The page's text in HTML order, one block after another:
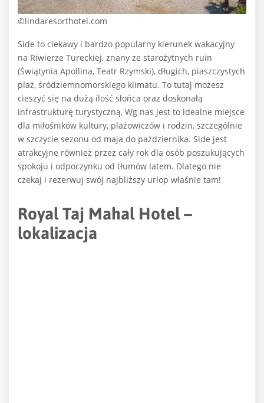
©lindaresorthotel.com
Side to ciekawy i bardzo popularny kierunek wakacyjny
na Riwierze Tureckiej, znany ze starożytnych ruin
(Świątynia Apollina, Teatr Rzymski), długich, piaszczystych
plaż, śródziemnomorskiego klimatu. To tutaj możesz
cieszyć się na dużą ilość słońca oraz doskonałą
infrastrukturę turystyczną, Wg nas jest to idealne miejsce
dla miłośników kultury, plażowiczów i rodzin, szczególnie
w szczycie sezonu od maja do października. Side jest
atrakcyjne również przez cały rok dla osób poszukujących
spokoju i odpoczynku od tłumów latem. Dlatego nie
czekaj i rezerwuj swój najbliższy urlop właśnie tam!
Royal Taj Mahal Hotel –
lokalizacja